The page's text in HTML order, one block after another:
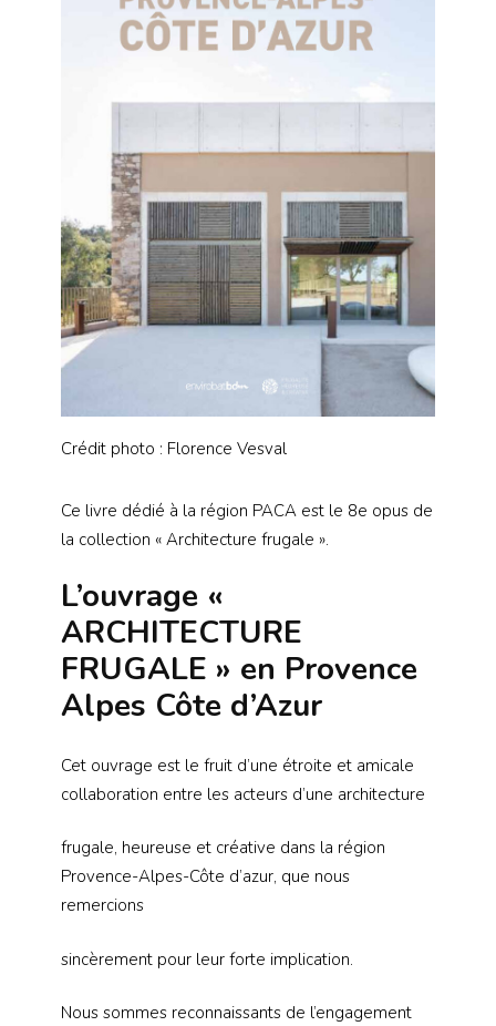
Crédit photo : Florence Vesval
Ce livre dédié à la région PACA est le 8e opus de
la collection « Architecture frugale ».
L’ouvrage «
ARCHITECTURE
FRUGALE » en Provence
Alpes Côte d’Azur
Cet ouvrage est le fruit d’une étroite et amicale
collaboration entre les acteurs d’une architecture
frugale, heureuse et créative dans la région
Provence-Alpes-Côte d’azur, que nous
remercions
sincèrement pour leur forte implication.
Nous sommes reconnaissants de l’engagement